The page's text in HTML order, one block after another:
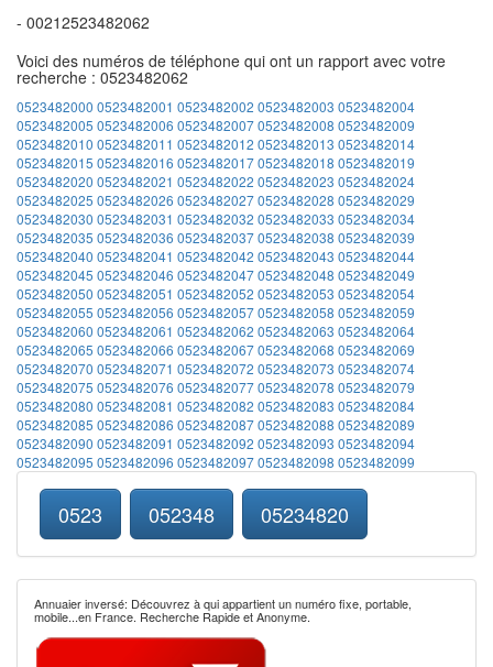
- 00212523482062
Voici des numéros de téléphone qui ont un rapport avec votre
recherche : 0523482062
0523482000 0523482001 0523482002 0523482003 0523482004
0523482005 0523482006 05234820070523482008 0523482009
0523482010 0523482011 0523482012 0523482013 0523482014
0523482015 0523482016 05234820170523482018 0523482019
0523482020 0523482021 0523482022 0523482023 0523482024
0523482025 0523482026 05234820270523482028 0523482029
0523482030 0523482031 0523482032 0523482033 0523482034
0523482035 0523482036 05234820370523482038 0523482039
0523482040 0523482041 0523482042 0523482043 0523482044
0523482045 0523482046 05234820470523482048 0523482049
0523482050 0523482051 0523482052 0523482053 0523482054
0523482055 0523482056 05234820570523482058 0523482059
0523482060 0523482061 0523482062 0523482063 0523482064
0523482065 0523482066 05234820670523482068 0523482069
0523482070 0523482071 0523482072 0523482073 0523482074
0523482075 0523482076 05234820770523482078 0523482079
0523482080 0523482081 0523482082 0523482083 0523482084
0523482085 0523482086 05234820870523482088 0523482089
0523482090 0523482091 0523482092 0523482093 0523482094
0523482095 0523482096 05234820970523482098 0523482099
0523 052348 05234820
Annuaier inversé: Découvrez à qui appartient un numéro fixe, portable,
mobile...en France. Recherche Rapide et Anonyme.